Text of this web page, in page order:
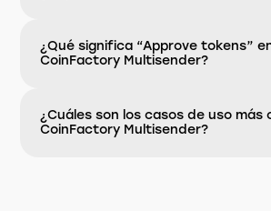
¿Qué significa “Approve tokens”
CoinFactory Multisender?
¿Cuáles son los casos de uso más
CoinFactory Multisender?